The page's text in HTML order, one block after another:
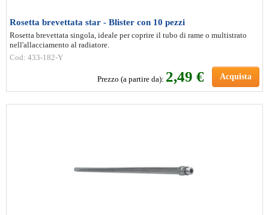
Rosetta brevettata star - Blister con 10 pezzi
Rosetta brevettata singola, ideale per coprire il tubo di rame o multistrato
nell'allacciamento al radiatore.
Cod: 433-182-Y
Prezzo (a partire da): 2,49 € Acquista